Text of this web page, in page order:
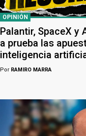
OPINIÓN
Palantir, SpaceX y
a prueba las
inteligencia
Por RAMIRO MARRA